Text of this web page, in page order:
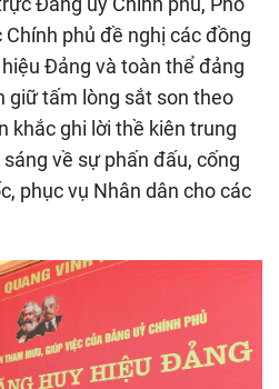
phủ đề nghị các đồng
Đảng và toàn thể đảng
giữ tấm lòng sắt son theo
khắc ghi lời thề kiên trung
về sự phấn đấu, cống
phục vụ Nhân dân cho các